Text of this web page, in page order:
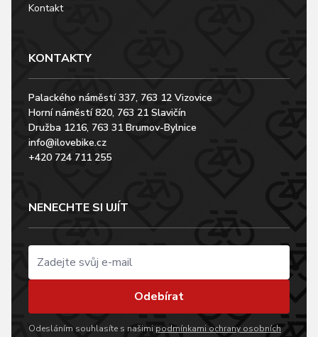
Kontakt
KONTAKTY
Palackého náměstí 337, 763 12 Vizovice
Horní náměstí 820, 763 21 Slavičín
Družba 1216, 763 31 Brumov-Bylnice
info@ilovebike.cz
+420 724 711 255
NENECHTE SI UJÍT
Odebírat
Odesláním souhlasíte s našimi podmínkami ochrany osobních